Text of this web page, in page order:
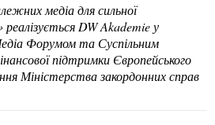
медіа для сильної
DW Akademie у
Форумом та Суспільним
підтримки Європейського
Міністерства закордонних справ